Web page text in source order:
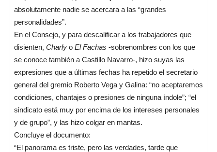
absolutamente nadie se acercara a las “grandes
personalidades”.
En el Consejo, y para descalificar a los trabajadores que
disienten, Charly o El Fachas -sobrenombres con los que
se conoce también a Castillo Navarro-, hizo suyas las
expresiones que a últimas fechas ha repetido el secretario
general del gremio Roberto Vega y Galina: “no aceptaremos
condiciones, chantajes o presiones de ninguna índole”; “el
sindicato está muy por encima de los intereses personales
y de grupo”, y las hizo colgar en mantas.
Concluye el documento:
“El panorama es triste, pero las verdades, tarde que